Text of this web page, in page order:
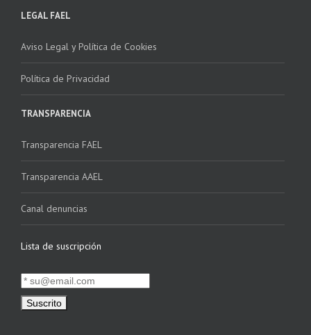
LEGAL FAEL
Aviso Legal y Política de Cookies
Política de Privacidad
TRANSPARENCIA
Transparencia FAEL
Transparencia AAEL
Canal denuncias
Lista de suscripción